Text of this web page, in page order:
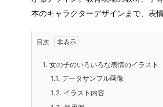
本のキャラクターデザインまで、表
目次
1. 女の子のいろいろな表情のイラスト
1.1. データサンプル画像
1.2. イラスト内容